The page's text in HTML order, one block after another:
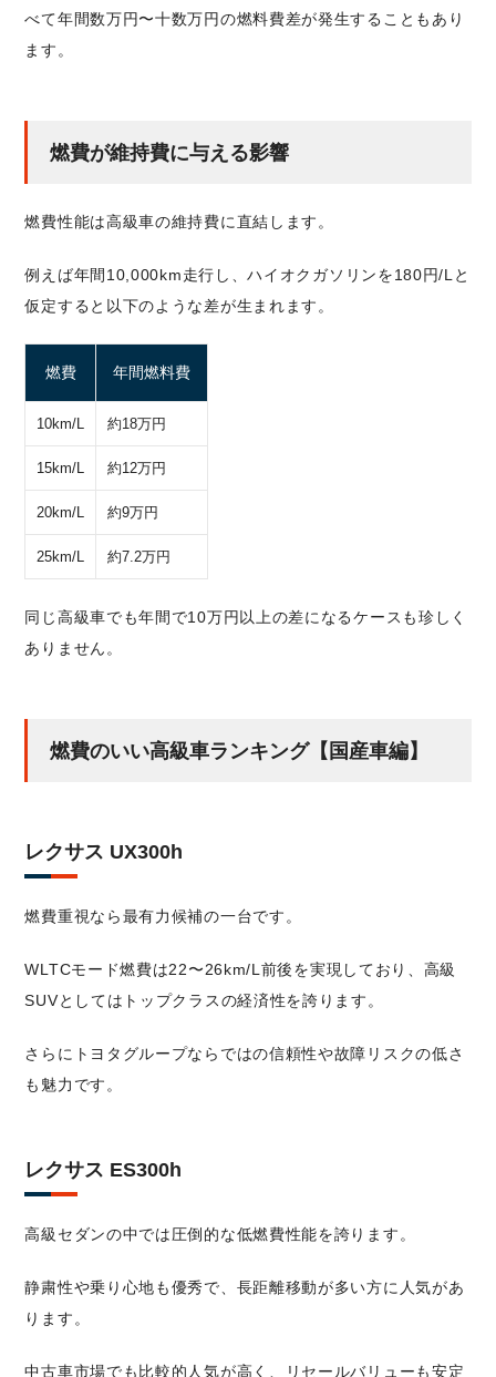
べて年間数万円〜十数万円の燃料費差が発生することもあり
ます。
燃費が維持費に与える影響
燃費性能は高級車の維持費に直結します。
例えば年間10,000km走行し、ハイオクガソリンを180円/Lと
仮定すると以下のような差が生まれます。
燃費 年間燃料費
10km/L 約18万円
15km/L 約12万円
20km/L 約9万円
25km/L 約7.2万円
同じ高級車でも年間で10万円以上の差になるケースも珍しく
ありません。
燃費のいい高級車ランキング【国産車編】
レクサス UX300h
燃費重視なら最有力候補の一台です。
WLTCモード燃費は22〜26km/L前後を実現しており、高級
SUVとしてはトップクラスの経済性を誇ります。
さらにトヨタグループならではの信頼性や故障リスクの低さ
も魅力です。
レクサス ES300h
高級セダンの中では圧倒的な低燃費性能を誇ります。
静粛性や乗り心地も優秀で、長距離移動が多い方に人気があ
ります。
中古車市場でも比較的人気が高く、リセールバリューも安定